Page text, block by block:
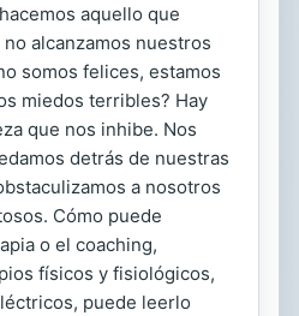
aquello que
alcanzamos nuestros
somos felices, estamos
miedos terribles? Hay
que nos inhibe. Nos
detrás de nuestras
a nosotros
Cómo puede
o el coaching,
físicos y fisiológicos,
puede leerlo